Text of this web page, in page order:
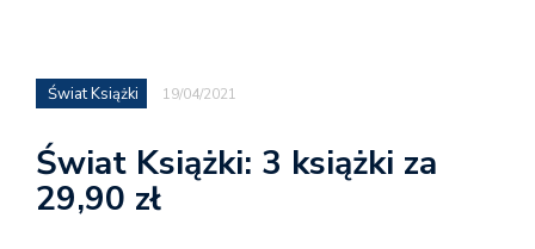
Świat Książki 19/04/2021
Świat Książki: 3 książki za
29,90 zł